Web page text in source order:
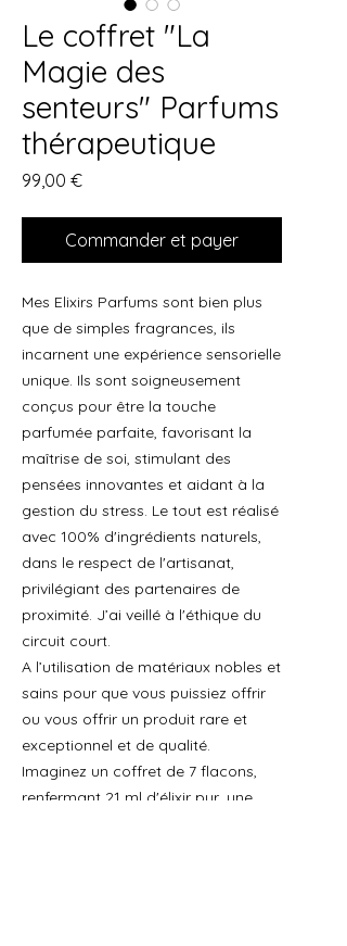
Le coffret "La
Magie des
senteurs" Parfums
thérapeutique
99,00 €Prix
Commander et payer
Mes Elixirs Parfums sont bien plus
que de simples fragrances, ils
incarnent une expérience sensorielle
unique. Ils sont soigneusement
conçus pour être la touche
parfumée parfaite, favorisant la
maîtrise de soi, stimulant des
pensées innovantes et aidant à la
gestion du stress. Le tout est réalisé
avec 100% d'ingrédients naturels,
dans le respect de l'artisanat,
privilégiant des partenaires de
proximité. J’ai veillé à l'éthique du
circuit court.
A l’utilisation de matériaux nobles et
sains pour que vous puissiez offrir
ou vous offrir un produit rare et
exceptionnel et de qualité.
Imaginez un coffret de 7 flacons,
renfermant 21 ml d'élixir pur, une